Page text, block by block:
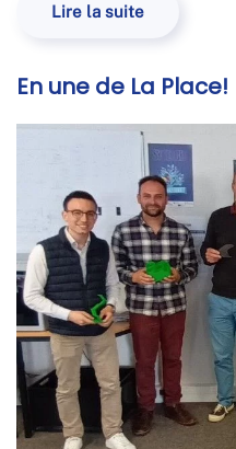
Lire la suite
En une de La Place!